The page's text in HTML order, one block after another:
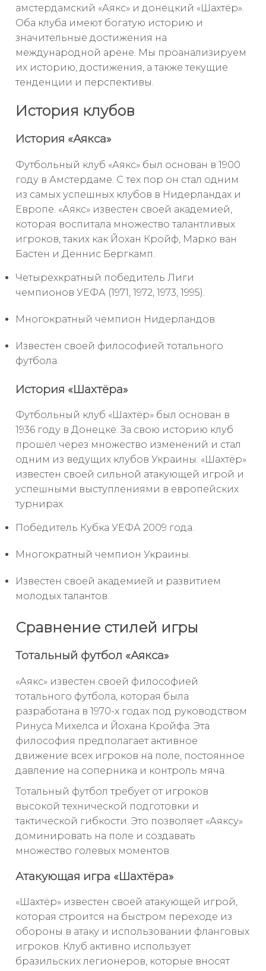
амстердамский «Аякс» и донецкий «Шахтёр».
Оба клуба имеют богатую историю и
значительные достижения на
международной арене. Мы проанализируем
их историю, достижения, а также текущие
тенденции и перспективы.
История клубов
История «Аякса»
Футбольный клуб «Аякс» был основан в 1900
году в Амстердаме. С тех пор он стал одним
из самых успешных клубов в Нидерландах и
Европе. «Аякс» известен своей академией,
которая воспитала множество талантливых
игроков, таких как Йохан Кройф, Марко ван
Бастен и Деннис Бергкамп.
Четырёхкратный победитель Лиги
чемпионов УЕФА (1971, 1972, 1973, 1995).
Многократный чемпион Нидерландов.
Известен своей философией тотального
футбола.
История «Шахтёра»
Футбольный клуб «Шахтёр» был основан в
1936 году в Донецке. За свою историю клуб
прошёл через множество изменений и стал
одним из ведущих клубов Украины. «Шахтёр»
известен своей сильной атакующей игрой и
успешными выступлениями в европейских
турнирах.
Победитель Кубка УЕФА 2009 года.
Многократный чемпион Украины.
Известен своей академией и развитием
молодых талантов.
Сравнение стилей игры
Тотальный футбол «Аякса»
«Аякс» известен своей философией
тотального футбола, которая была
разработана в 1970-х годах под руководством
Ринуса Михелса и Йохана Кройфа. Эта
философия предполагает активное
движение всех игроков на поле, постоянное
давление на соперника и контроль мяча.
Тотальный футбол требует от игроков
высокой технической подготовки и
тактической гибкости. Это позволяет «Аяксу»
доминировать на поле и создавать
множество голевых моментов.
Атакующая игра «Шахтёра»
«Шахтёр» известен своей атакующей игрой,
которая строится на быстром переходе из
обороны в атаку и использовании фланговых
игроков. Клуб активно использует
бразильских легионеров, которые вносят